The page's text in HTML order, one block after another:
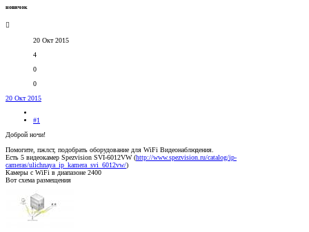
новичок
20 Окт 2015
4
0
0
20 Окт 2015
#1
Доброй ночи!
Помогите, пжлст, подобрать оборудование для WiFi Видеонаблюдения.
Есть 5 видеокамер Spezvision SVI-6012VW (http://www.spezvision.ru/catalog/ip-
cameras/ulichnaya_ip_kamera_svi_6012vw/)
Камеры с WiFi в диапазоне 2400
Вот схема размещения